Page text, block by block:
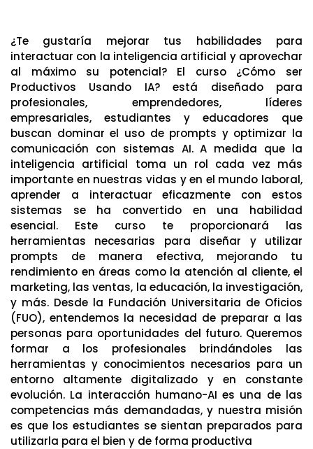
¿Te gustaría mejorar tus habilidades para
interactuar con la inteligencia artificial y aprovechar
al máximo su potencial? El curso ¿Cómo ser
Productivos Usando IA? está diseñado para
profesionales, emprendedores, líderes
empresariales, estudiantes y educadores que
buscan dominar el uso de prompts y optimizar la
comunicación con sistemas AI. A medida que la
inteligencia artificial toma un rol cada vez más
importante en nuestras vidas y en el mundo laboral,
aprender a interactuar eficazmente con estos
sistemas se ha convertido en una habilidad
esencial. Este curso te proporcionará las
herramientas necesarias para diseñar y utilizar
prompts de manera efectiva, mejorando tu
rendimiento en áreas como la atención al cliente, el
marketing, las ventas, la educación, la investigación,
y más. Desde la Fundación Universitaria de Oficios
(FUO), entendemos la necesidad de preparar a las
personas para oportunidades del futuro. Queremos
formar a los profesionales brindándoles las
herramientas y conocimientos necesarios para un
entorno altamente digitalizado y en constante
evolución. La interacción humano-AI es una de las
competencias más demandadas, y nuestra misión
es que los estudiantes se sientan preparados para
utilizarla para el bien y de forma productiva